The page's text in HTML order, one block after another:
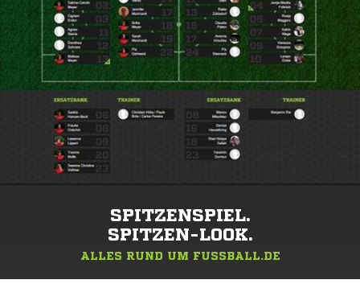
SPITZENSPIEL.
SPITZEN-LOOK.
ALLES RUND UM FUSSBALL.DE